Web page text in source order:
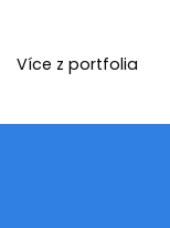
Více z portfolia